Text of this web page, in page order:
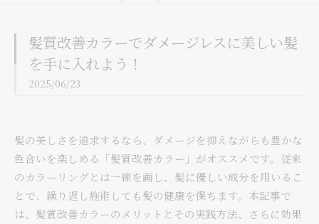
髪質改善カラーでダメージレスに美しい髪
を手に入れよう！
2025/06/23
髪の美しさを追求するなら、ダメージを抑えながらも豊かな
色合いを楽しめる「髪質改善カラー」がオススメです。従来
のカラーリングとは一線を画し、髪に優しい成分を用いるこ
とで、繰り返し施術しても髪の健康を保ちます。本記事で
は、髪質改善カラーのメリットとその実践方法、さらに効果